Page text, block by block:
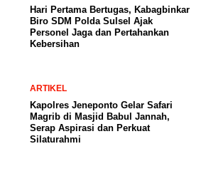
Hari Pertama Bertugas, Kabagbinkar
Biro SDM Polda Sulsel Ajak
Personel Jaga dan Pertahankan
Kebersihan
ARTIKEL
Kapolres Jeneponto Gelar Safari
Magrib di Masjid Babul Jannah,
Serap Aspirasi dan Perkuat
Silaturahmi